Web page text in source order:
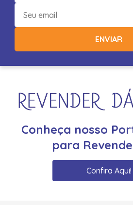
ENVIAR
Conheça nosso
para
Confira Aqui!